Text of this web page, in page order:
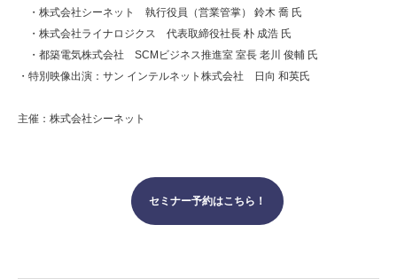
・株式会社シーネット 執行役員（営業管掌） 鈴木 喬 氏
・株式会社ライナロジクス 代表取締役社長 朴 成浩 氏
・都築電気株式会社 SCMビジネス推進室 室長 老川 俊輔 氏
・特別映像出演：サン インテルネット株式会社 日向 和英氏
主催：株式会社シーネット
セミナー予約はこちら！